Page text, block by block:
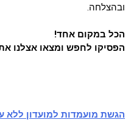
ובהצלחה.
הכל במקום אחד!
הפסיקו לחפש ומצאו אצלנו
הגשת מועמדות למועדון ללא